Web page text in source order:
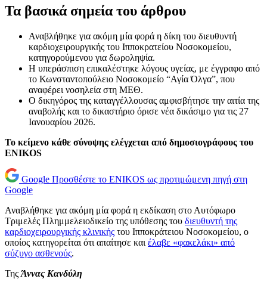
Τα βασικά σημεία του άρθρου
Αναβλήθηκε για ακόμη μία φορά η δίκη του διευθυντή
καρδιοχειρουργικής του Ιπποκρατείου Νοσοκομείου,
κατηγορούμενου για δωροληψία.
Η υπεράσπιση επικαλέστηκε λόγους υγείας, με έγγραφο από
το Κωνσταντοπούλειο Νοσοκομείο “Αγία Όλγα”, που
αναφέρει νοσηλεία στη ΜΕΘ.
Ο δικηγόρος της καταγγέλλουσας αμφισβήτησε την αιτία της
αναβολής και το δικαστήριο όρισε νέα δικάσιμο για τις 27
Ιανουαρίου 2026.
Το κείμενο κάθε σύνοψης ελέγχεται από δημοσιογράφους του
ENIKOS
Google Προσθέστε το ENIKOS ως προτιμώμενη πηγή στη
Google
Αναβλήθηκε για ακόμη μία φορά η εκδίκαση στο Αυτόφωρο
Τριμελές Πλημμελειοδικείο της υπόθεσης του διευθυντή της
καρδιοχειρουργικής κλινικής του Ιπποκράτειου Νοσοκομείου, ο
οποίος κατηγορείται ότι απαίτησε και έλαβε «φακελάκι» από
σύζυγο ασθενούς.
Της Άννας Κανδύλη